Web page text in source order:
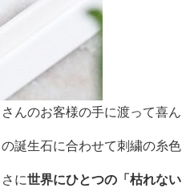
んのお客様の手に渡って喜ん
誕生石に合わせて刺繍の糸色
に世界にひとつの「枯れない